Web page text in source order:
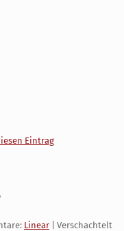
Eintrag
Linear | Verschachtelt